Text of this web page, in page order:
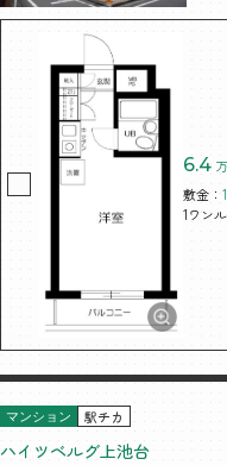
6.4
敷金：
1ワン
マンション 駅チカ
ハイツベルグ上池台